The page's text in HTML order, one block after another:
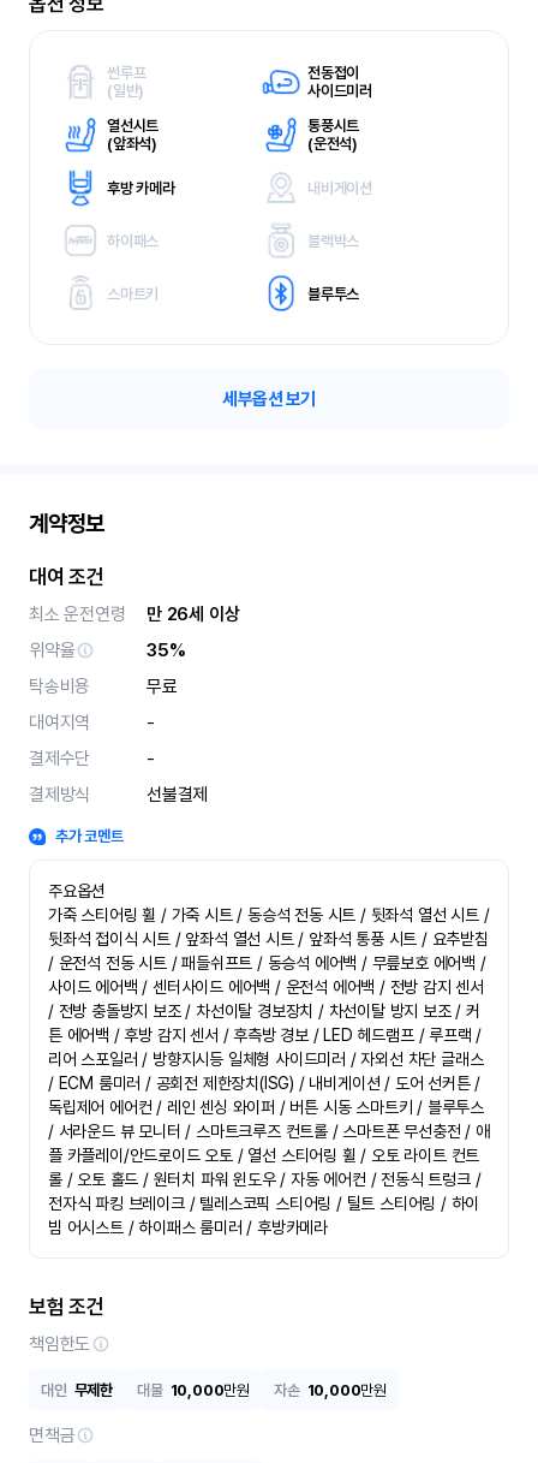
썬루프
(일반)
전동접이
사이드미러
열선시트
(앞좌석)
통풍시트
(운전석)
후방 카메라 내비게이션
하이패스 블랙박스
스마트키 블루투스
세부옵션 보기
계약정보
대여 조건
최소 운전연령
만 26세 이상
위약율
35%
탁송비용
무료
대여지역
-
결제수단
-
결제방식
선불결제
추가 코멘트
주요옵션
가죽 스티어링 휠 / 가죽 시트 / 동승석 전동 시트 / 뒷좌석 열선 시트 /
뒷좌석 접이식 시트 / 앞좌석 열선 시트 / 앞좌석 통풍 시트 / 요추받침
/ 운전석 전동 시트 / 패들쉬프트 / 동승석 에어백 / 무릎보호 에어백 /
사이드 에어백 / 센터사이드 에어백 / 운전석 에어백 / 전방 감지 센서
/ 전방 충돌방지 보조 / 차선이탈 경보장치 / 차선이탈 방지 보조 / 커
튼 에어백 / 후방 감지 센서 / 후측방 경보 / LED 헤드램프 / 루프랙 /
리어 스포일러 / 방향지시등 일체형 사이드미러 / 자외선 차단 글래스
/ ECM 룸미러 / 공회전 제한장치(ISG) / 내비게이션 / 도어 선커튼 /
독립제어 에어컨 / 레인 센싱 와이퍼 / 버튼 시동 스마트키 / 블루투스
/ 서라운드 뷰 모니터 / 스마트크루즈 컨트롤 / 스마트폰 무선충전 / 애
플 카플레이/안드로이드 오토 / 열선 스티어링 휠 / 오토 라이트 컨트
롤 / 오토 홀드 / 원터치 파워 윈도우 / 자동 에어컨 / 전동식 트렁크 /
전자식 파킹 브레이크 / 텔레스코픽 스티어링 / 틸트 스티어링 / 하이
빔 어시스트 / 하이패스 룸미러 / 후방카메라
보험 조건
책임한도
대인 무제한 대물 10,000만원 자손 10,000만원
면책금